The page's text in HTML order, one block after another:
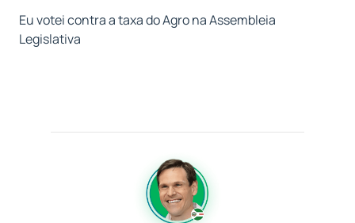
Eu votei contra a taxa do Agro na Assembleia
Legislativa